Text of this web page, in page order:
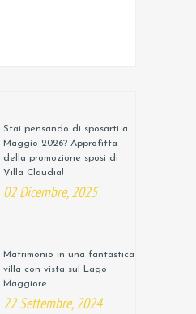
Stai pensando di sposarti a
Maggio 2026? Approfitta
della promozione sposi di
Villa Claudia!
02 Dicembre, 2025
Matrimonio in una fantastica
villa con vista sul Lago
Maggiore
22 Settembre, 2024